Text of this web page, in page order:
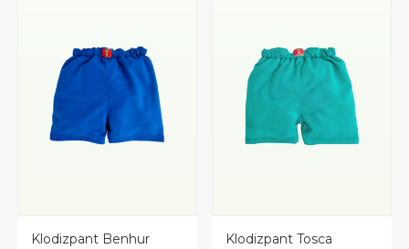
Lihat Detail
Klodizpant Benhur Lihat Detail
Klodizpant Tosca